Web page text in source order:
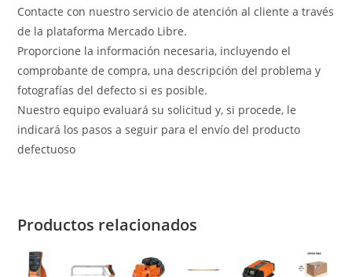
Contacte con nuestro servicio de atención al cliente a través
de la plataforma Mercado Libre.
Proporcione la información necesaria, incluyendo el
comprobante de compra, una descripción del problema y
fotografías del defecto si es posible.
Nuestro equipo evaluará su solicitud y, si procede, le
indicará los pasos a seguir para el envío del producto
defectuoso
Productos relacionados